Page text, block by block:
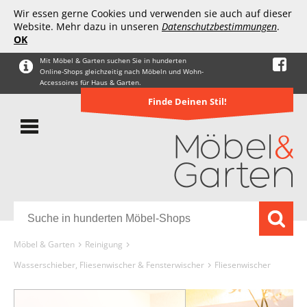
Wir essen gerne Cookies und verwenden sie auch auf dieser
Website. Mehr dazu in unseren Datenschutzbestimmungen.
OK
Mit Möbel & Garten suchen Sie in hunderten
Online-Shops gleichzeitig nach Möbeln und Wohn-
Accessoires für Haus & Garten.
Finde Deinen Stil!
Möbel & Garten
Reinigung
Wasserschieber, Fliesenwischer & Fensterwischer
Fliesenwischer